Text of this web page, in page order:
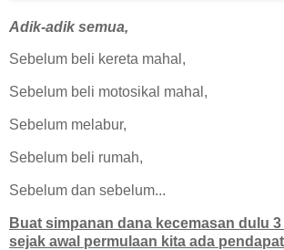
Adik-adik semua,
Sebelum beli kereta mahal,
Sebelum beli motosikal mahal,
Sebelum melabur,
Sebelum beli rumah,
Sebelum dan sebelum...
Buat simpanan dana kecemasan dulu
sejak awal permulaan kita ada